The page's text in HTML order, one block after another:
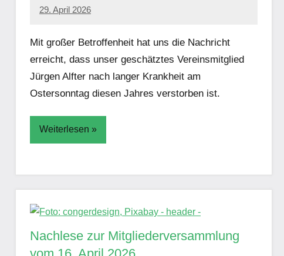
29. April 2026
Simon
Mit großer Betroffenheit hat uns die Nachricht
erreicht, dass unser geschätztes Vereinsmitglied
Jürgen Alfter nach langer Krankheit am
Ostersonntag diesen Jahres verstorben ist.
Weiterlesen
Nachlese zur Mitgliederversammlung